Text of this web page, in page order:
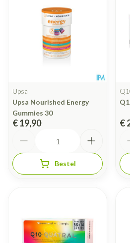
Upsa
Upsa Nourished Energy
Gummies 30
€ 19,90
Bestel
€